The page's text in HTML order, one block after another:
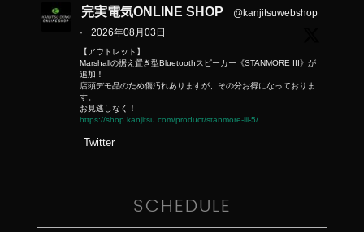
完実電気ONLINE SHOP
@kanjitsuwebshop
·
2026年08月03日
【アウトレット】
Marshallの据え置き型Bluetoothスピーカー《STANMORE III》が
追加！
店頭デモ品のため傷汚れありますが、その分お得になっておりま
す。
お見逃しなく！
https://shop.kanjitsu.com/product/stanmore-iii-5/
Twitter
SCHEDULE